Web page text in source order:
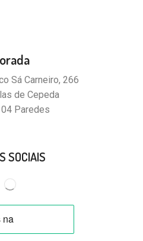
Sá Carneiro, 266
de Cepeda
Paredes
SOCIAIS